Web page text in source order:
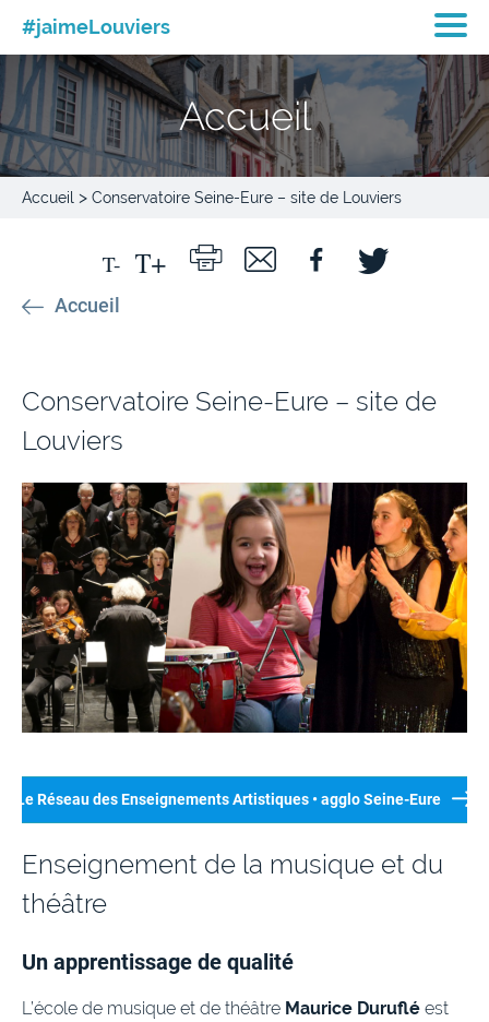
#jaimeLouviers
Accueil
Accueil > Conservatoire Seine-Eure – site de Louviers
Accueil
Conservatoire Seine-Eure – site de
Louviers
Le Réseau des Enseignements Artistiques • agglo Seine-Eure
Enseignement de la musique et du
théâtre
Un apprentissage de qualité
L’école de musique et de théâtre Maurice Duruflé est